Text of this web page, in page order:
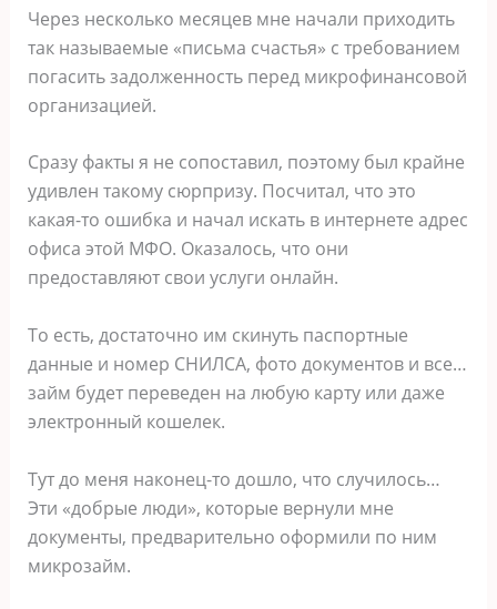
Через несколько месяцев мне начали приходить
так называемые «письма счастья» с требованием
погасить задолженность перед микрофинансовой
организацией.
Сразу факты я не сопоставил, поэтому был крайне
удивлен такому сюрпризу. Посчитал, что это
какая-то ошибка и начал искать в интернете адрес
офиса этой МФО. Оказалось, что они
предоставляют свои услуги онлайн.
То есть, достаточно им скинуть паспортные
данные и номер СНИЛСА, фото документов и все…
займ будет переведен на любую карту или даже
электронный кошелек.
Тут до меня наконец-то дошло, что случилось…
Эти «добрые люди», которые вернули мне
документы, предварительно оформили по ним
микрозайм.